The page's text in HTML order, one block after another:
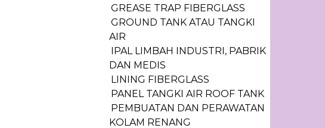
GREASE TRAP FIBERGLASS
GROUND TANK ATAU TANGKI
AIR
IPAL LIMBAH INDUSTRI, PABRIK
DAN MEDIS
LINING FIBERGLASS
PANEL TANGKI AIR ROOF TANK
PEMBUATAN DAN PERAWATAN
KOLAM RENANG